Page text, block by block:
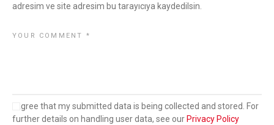
adresim ve site adresim bu tarayıcıya kaydedilsin.
I agree that my submitted data is being collected and stored. For
further details on handling user data, see our Privacy Policy